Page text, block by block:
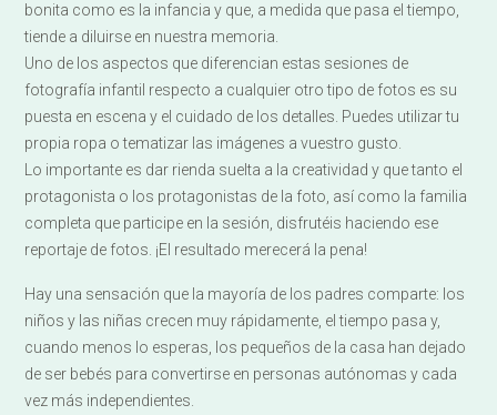
Hay una sensación que la mayoría de los padres comparte: los
niños y las niñas crecen muy rápidamente, el tiempo pasa y,
cuando menos lo esperas, los pequeños de la casa han dejado
de ser bebés para convertirse en personas autónomas y cada
vez más independientes.
bonita como es la infancia y que, a medida que pasa el tiempo,
tiende a diluirse en nuestra memoria.
Uno de los aspectos que diferencian estas sesiones de
fotografía infantil respecto a cualquier otro tipo de fotos es su
puesta en escena y el cuidado de los detalles. Puedes utilizar tu
propia ropa o tematizar las imágenes a vuestro gusto.
Lo importante es dar rienda suelta a la creatividad y que tanto el
protagonista o los protagonistas de la foto, así como la familia
completa que participe en la sesión, disfrutéis haciendo ese
reportaje de fotos. ¡El resultado merecerá la pena!